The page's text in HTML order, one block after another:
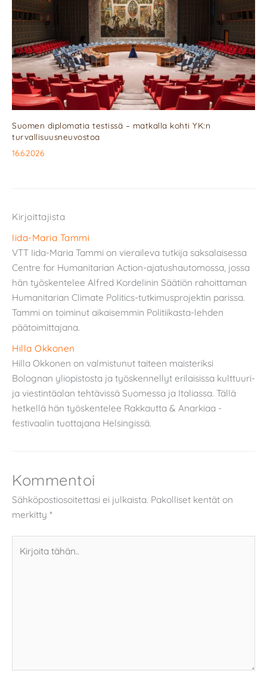
Suomen diplomatia testissä – matkalla kohti YK:n
turvallisuusneuvostoa
16.6.2026
Kirjoittajista
Iida-Maria Tammi
VTT Iida-Maria Tammi on vieraileva tutkija saksalaisessa
Centre for Humanitarian Action-ajatushautomossa, jossa
hän työskentelee Alfred Kordelinin Säätiön rahoittaman
Humanitarian Climate Politics-tutkimusprojektin parissa.
Tammi on toiminut aikaisemmin Politiikasta-lehden
päätoimittajana.
Hilla Okkonen
Hilla Okkonen on valmistunut taiteen maisteriksi
Bolognan yliopistosta ja työskennellyt erilaisissa kulttuuri-
ja viestintäalan tehtävissä Suomessa ja Italiassa. Tällä
hetkellä hän työskentelee Rakkautta & Anarkiaa -
festivaalin tuottajana Helsingissä.
Kommentoi
Sähköpostiosoitettasi ei julkaista. Pakolliset kentät on
merkitty *
tähän..